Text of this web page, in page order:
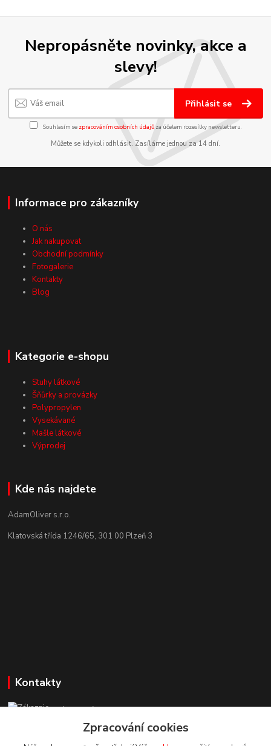
Nepropásněte novinky, akce a
slevy!
Přihlásit se
Souhlasím se zpracováním osobních údajůza účelem rozesílky newsletteru.
Můžete se kdykoli odhlásit. Zasíláme jednou za 14 dní.
Informace pro zákazníky
O nás
Jak nakupovat
Obchodní podmínky
Fotogalerie
Kontakty
Blog
Kategorie e-shopu
Stuhy látkové
Šňůrky a provázky
Polypropylen
Vysekávané
Mašle látkové
Výprodej
Kde nás najdete
AdamOliver s.r.o.
Klatovská třída 1246/65, 301 00 Plzeň 3
Kontakty
Zákaznická podpora StuhyLevně.cz
+420 725 618 353
(Po-Pá, 8-16 hod.)
Zpracování cookies